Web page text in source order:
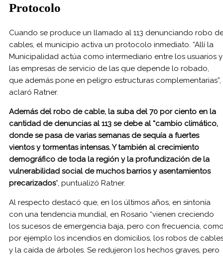
Protocolo
Cuando se produce un llamado al 113 denunciando robo
cables, el municipio activa un protocolo inmediato. “Allí la
Municipalidad actúa como intermediario entre los usuarios y
las empresas de servicio de las que depende lo robado,
que además pone en peligro estructuras complementarias”,
aclaró Ratner.
Además del robo de cable, la suba del 70 por ciento en la
cantidad de denuncias al 113 se debe al “cambio climático,
donde se pasa de varias semanas de sequía a fuertes
vientos y tormentas intensas. Y también al crecimiento
demográfico de toda la región y la profundización de la
vulnerabilidad social de muchos barrios y asentamientos
precarizados”, puntualizó Ratner.
Al respecto destacó que, en los últimos años, en sintonía
con una tendencia mundial, en Rosario “vienen creciendo
los sucesos de emergencia baja, pero con frecuencia,
por ejemplo los incendios en domicilios, los robos de
y la caída de árboles. Se redujeron los hechos graves, pero